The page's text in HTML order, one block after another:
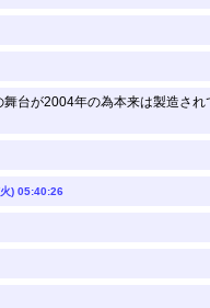
台が2004年の為本来は製造され
) 05:40:26